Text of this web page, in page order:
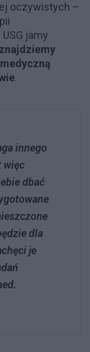
oczywistych –
jamy
.
innego
więc
dbać
dla
je